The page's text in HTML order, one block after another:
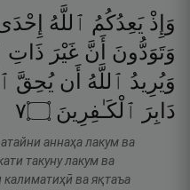
وَإِذْ يَعِدُكُمُ ٱللَّهُ
وَتَوَدُّونَ
أَنَّ غَيْرَ ذَاتِ
وَيُرِيدُ ٱللَّهُ أَن يُحِقَّ
دَابِرَ ٱلْكَـٰفِرِينَ ۝٧
аннаҳа лакум ва
такуну лакум ва
ва яқтаъа